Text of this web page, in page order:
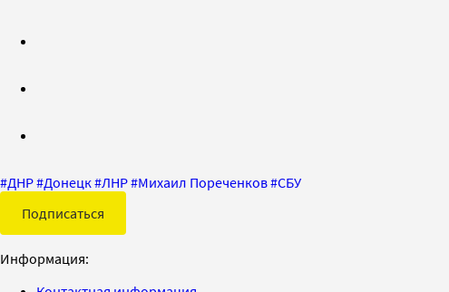
#ДНР#Донецк#ЛНР#Михаил Пореченков#СБУ
Подписаться
Информация: